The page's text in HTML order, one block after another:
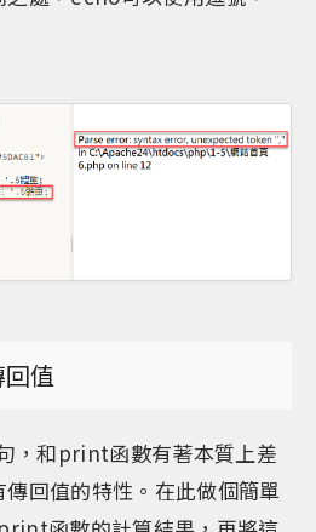
值
，和print函數有著本質上差
回值的特性。在此做個簡單